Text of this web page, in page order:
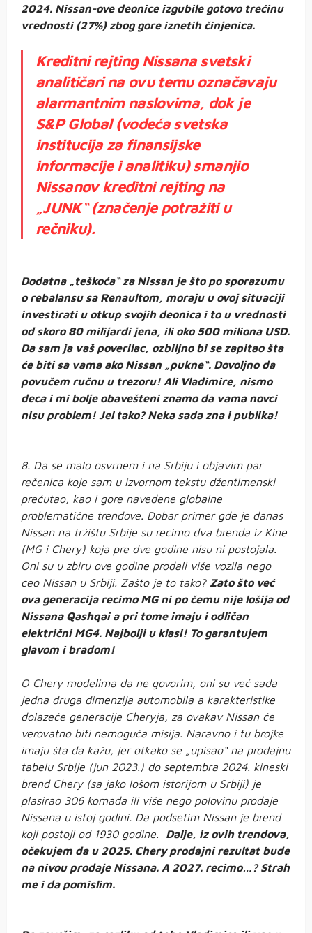
2024. Nissan-ove deonice izgubile gotovo trećinu
vrednosti (27%) zbog gore iznetih činjenica.
Kreditni rejting Nissana svetski
analitičari na ovu temu označavaju
alarmantnim naslovima, dok je
S&P Global (vodeća svetska
institucija za finansijske
informacije i analitiku) smanjio
Nissanov kreditni rejting na
„JUNK“ (značenje potražiti u
rečniku).
Dodatna „teškoća“ za Nissan je što po sporazumu
o rebalansu sa Renaultom, moraju u ovoj situaciji
investirati u otkup svojih deonica i to u vrednosti
od skoro 80 milijardi jena, ili oko 500 miliona USD.
Da sam ja vaš poverilac, ozbiljno bi se zapitao šta
će biti sa vama ako Nissan „pukne“. Dovoljno da
povučem ručnu u trezoru! Ali Vladimire, nismo
deca i mi bolje obavešteni znamo da vama novci
nisu problem! Jel tako? Neka sada zna i publika!
8. Da se malo osvrnem i na Srbiju i objavim par
rečenica koje sam u izvornom tekstu džentlmenski
prećutao, kao i gore navedene globalne
problematične trendove. Dobar primer gde je danas
Nissan na tržištu Srbije su recimo dva brenda iz Kine
(MG i Chery) koja pre dve godine nisu ni postojala.
Oni su u zbiru ove godine prodali više vozila nego
ceo Nissan u Srbiji. Zašto je to tako? Zato što već
ova generacija recimo MG ni po čemu nije lošija od
Nissana Qashqai a pri tome imaju i odličan
električni MG4. Najbolji u klasi! To garantujem
glavom i bradom!
O Chery modelima da ne govorim, oni su već sada
jedna druga dimenzija automobila a karakteristike
dolazeće generacije Cheryja, za ovakav Nissan će
verovatno biti nemoguća misija. Naravno i tu brojke
imaju šta da kažu, jer otkako se „upisao“ na prodajnu
tabelu Srbije (jun 2023.) do septembra 2024. kineski
brend Chery (sa jako lošom istorijom u Srbiji) je
plasirao 306 komada ili više nego polovinu prodaje
Nissana u istoj godini. Da podsetim Nissan je brend
koji postoji od 1930 godine. Dalje, iz ovih trendova,
očekujem da u 2025. Chery prodajni rezultat bude
na nivou prodaje Nissana. A 2027. recimo…? Strah
me i da pomislim.